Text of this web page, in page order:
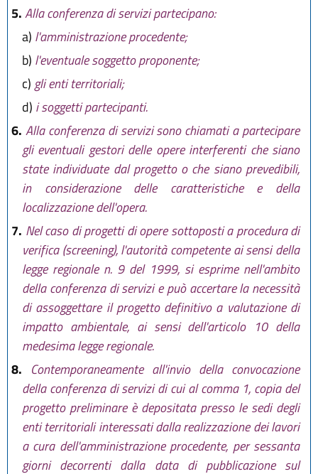
5.Alla conferenza di servizi partecipano:
a) l'amministrazione procedente;
b) l'eventuale soggetto proponente;
c)gli enti territoriali;
d) i soggetti partecipanti.
6. Alla conferenza di servizi sono chiamati a partecipare
gli eventuali gestori delle opere interferenti che siano
state individuate dal progetto o che siano prevedibili,
in considerazione delle caratteristiche e della
localizzazione dell'opera.
7. Nel caso di progetti di opere sottoposti a procedura di
verifica (screening), l'autorità competente ai sensi della
legge regionale n. 9 del 1999, si esprime nell'ambito
della conferenza di servizi e può accertare la necessità
di assoggettare il progetto definitivo a valutazione di
impatto ambientale, ai sensi dell'articolo 10 della
medesima legge regionale.
8. Contemporaneamente all'invio della convocazione
della conferenza di servizi di cui al comma 1, copia del
progetto preliminare è depositata presso le sedi degli
enti territoriali interessati dalla realizzazione dei lavori
a cura dell'amministrazione procedente, per sessanta
giorni decorrenti dalla data di pubblicazione sul